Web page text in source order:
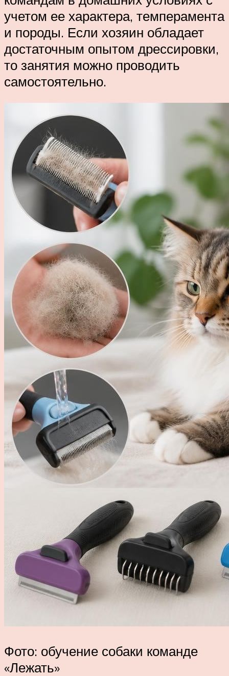
учетом ее характера, темперамента
и породы. Если хозяин обладает
достаточным опытом дрессировки,
то занятия можно проводить
самостоятельно.
Фото: обучение собаки команде
«Лежать»